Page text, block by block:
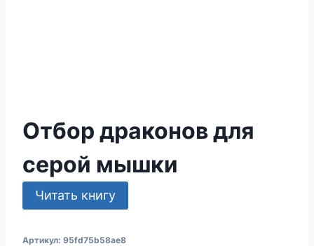
Отбор драконов для
серой мышки
Читать книгу
Артикул: 95fd75b58ae8